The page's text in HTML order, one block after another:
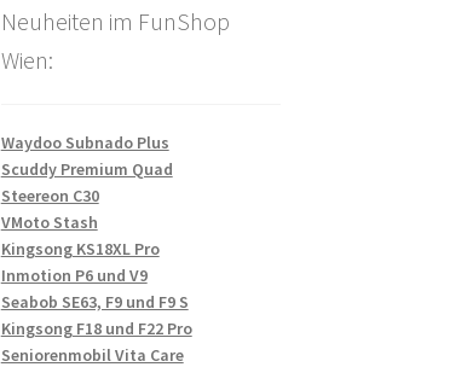
Neuheiten im FunShop
Wien:
Waydoo Subnado Plus
Scuddy Premium Quad
Steereon C30
VMoto Stash
Kingsong KS18XL Pro
Inmotion P6 und V9
Seabob SE63, F9 und F9 S
Kingsong F18 und F22 Pro
Seniorenmobil Vita Care